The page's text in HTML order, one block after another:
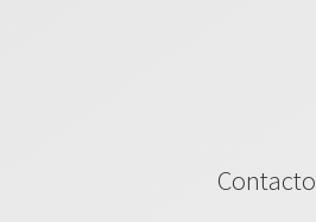
Contacto